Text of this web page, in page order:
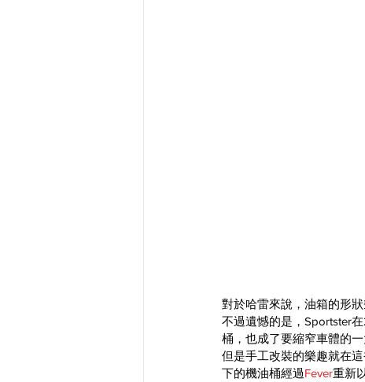
對於哈雷來說，油箱的形
不過遺憾的是，Sportster
桶，也成了要縮窄車體的一
但是手工改裝的樂趣就在
下的機油桶經過Fever重新